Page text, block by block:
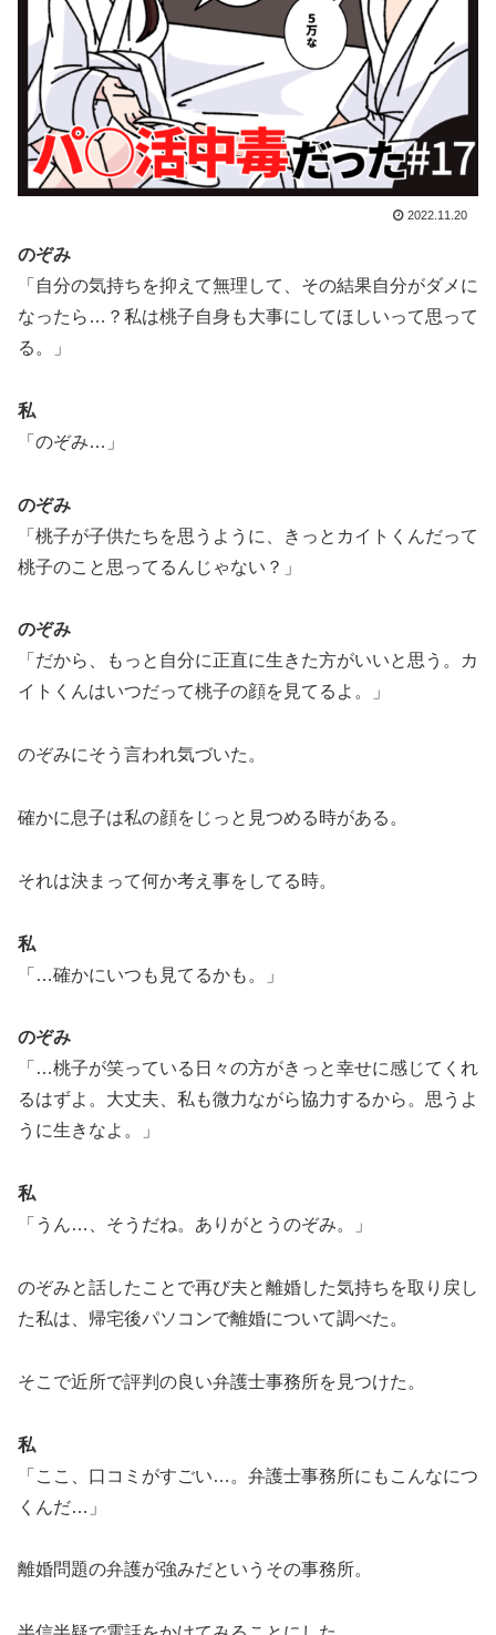
2022.11.20
のぞみ
「自分の気持ちを抑えて無理して、その結果自分がダメに
なったら…？私は桃子自身も大事にしてほしいって思って
る。」
私
「のぞみ…」
のぞみ
「桃子が子供たちを思うように、きっとカイトくんだって
桃子のこと思ってるんじゃない？」
のぞみ
「だから、もっと自分に正直に生きた方がいいと思う。カ
イトくんはいつだって桃子の顔を見てるよ。」
のぞみにそう言われ気づいた。
確かに息子は私の顔をじっと見つめる時がある。
それは決まって何か考え事をしてる時。
私
「…確かにいつも見てるかも。」
のぞみ
「…桃子が笑っている日々の方がきっと幸せに感じてくれ
るはずよ。大丈夫、私も微力ながら協力するから。思うよ
うに生きなよ。」
私
「うん…、そうだね。ありがとうのぞみ。」
のぞみと話したことで再び夫と離婚した気持ちを取り戻し
た私は、帰宅後パソコンで離婚について調べた。
そこで近所で評判の良い弁護士事務所を見つけた。
私
「ここ、口コミがすごい…。弁護士事務所にもこんなにつ
くんだ…」
離婚問題の弁護が強みだというその事務所。